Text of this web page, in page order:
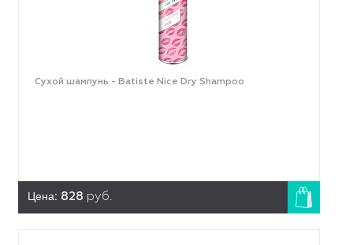
Сухой шампунь - Batiste Nice Dry Shampoo
Цена: 828 руб.